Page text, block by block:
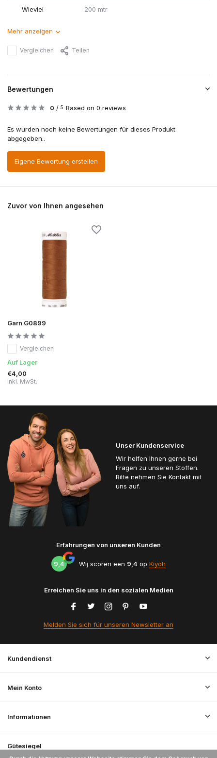
Wieviel 200 mtr
Mehr anzeigen
Vergleichen Teilen
Bewertungen
0 / 5 Based on 0 reviews
Es wurden noch keine Bewertungen für dieses Produkt
abgegeben..
Eigene Bewertung erstellen
Zuvor von Ihnen angesehen
Garn G0899
Vergleichen
Auf Lager
€4,00
Inkl. MwSt.
Unser Kundenservice
Wir helfen Ihnen gerne bei
Fragen zu unseren Stoffen.
Bitte nehmen Sie Kontakt mit
uns auf.
Erfahrungen von unseren Kunden
9,4 Wij scoren een 9,4 op Kiyoh
Erreichen Sie uns in den sozialen Medien
Melden Sie sich für unseren Newsletter an
Kundendienst
Mein Konto
Informationen
Gütesiegel